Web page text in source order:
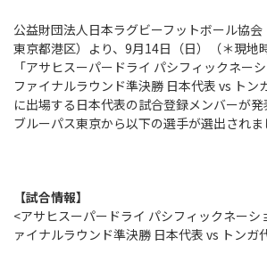
会場紹介
クラブからのお願い
選手・スタッフ
選手
スタッフ
クラブ情報
クラブ情報
地域貢献活動
アカデミー
公益財団法人日本ラグビーフットボール協会
東京都港区）より、9月14日（日）（＊現地
「アサヒスーパードライ パシフィックネー
ファイナルラウンド準決勝 日本代表 vs トン
に出場する日本代表の試合登録メンバーが
ブルーパス東京から以下の選手が選出されま
【試合情報】
<アサヒスーパードライ パシフィックネーシ
ァイナルラウンド準決勝 日本代表 vs トンガ